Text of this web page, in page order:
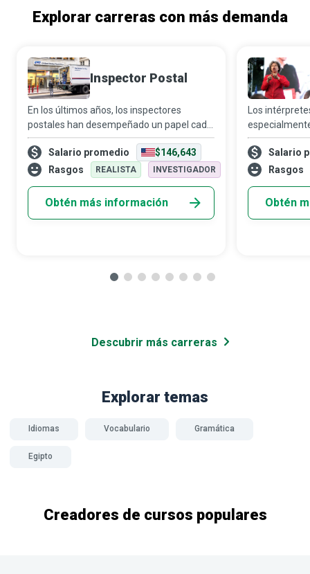
Explorar carreras con más demanda
Inspector Postal
En los últimos años, los inspectores
postales han desempeñado un papel cada
vez más crítico para garantizar que
personas malintencionadas no utilicen el
servicio postal para cometer fraudes y
Salario promedio
$146,643
Rasgos
REALISTA INVESTIGADOR
Obtén más información
Los
garantizar
hipoacusia o
desarrollo
Salario
Rasgos
Obtén
Descubrir más carreras
Explorar temas
Idiomas Vocabulario Gramática
Egipto
Creadores de cursos populares